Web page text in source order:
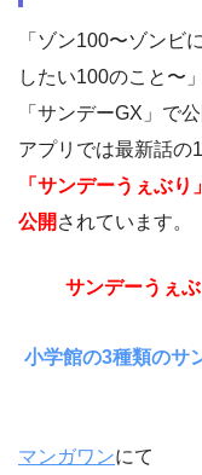
「ゾン100〜ゾンビ
したい100のこと〜
「サンデーGX」で
アプリでは最新話の
「サンデーうぇぶり
公開 されています。
サンデーうぇ
小学館の3種類のサ
マンガワンにて